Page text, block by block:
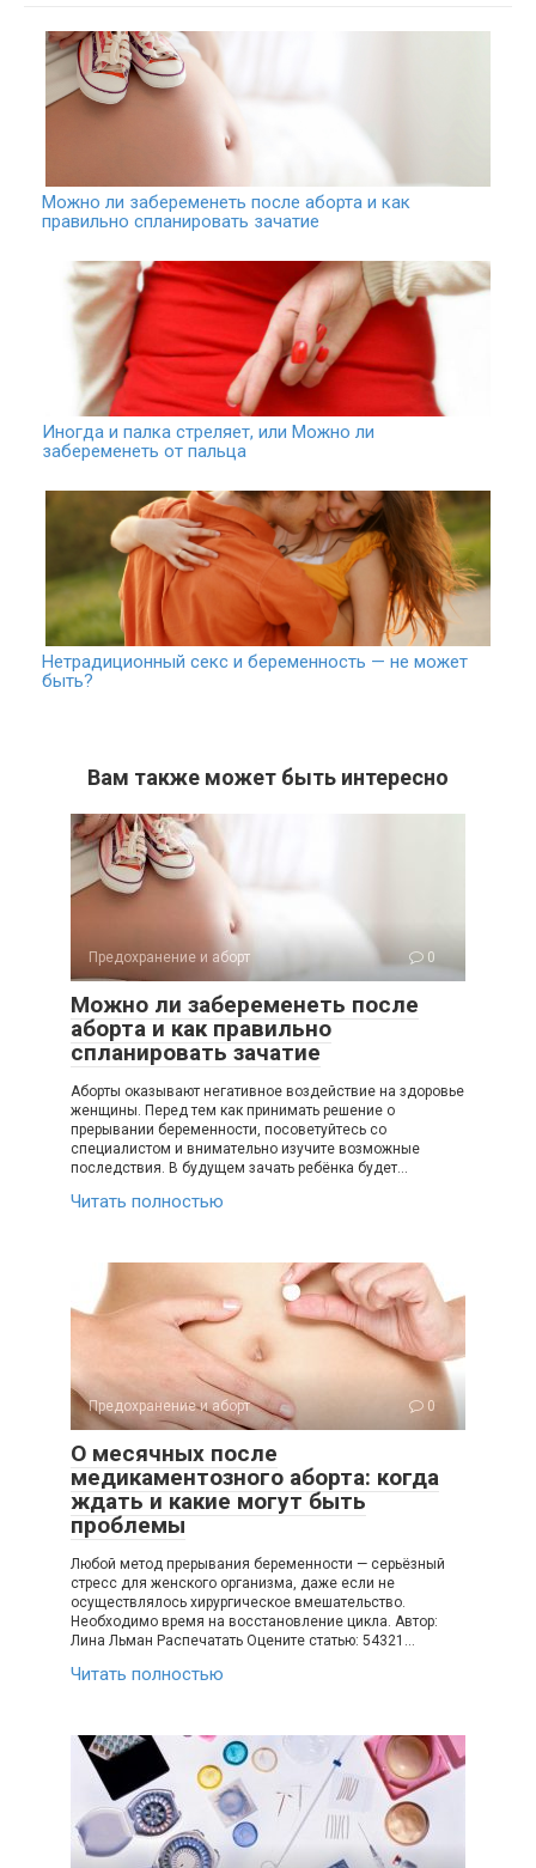
Можно ли забеременеть после аборта и как
правильно спланировать зачатие
Иногда и палка стреляет, или Можно ли
забеременеть от пальца
Нетрадиционный секс и беременность — не может
быть?
Вам также может быть интересно
Предохранение и аборт 0
Можно ли забеременеть после
аборта и как правильно
спланировать зачатие
Аборты оказывают негативное воздействие на здоровье
женщины. Перед тем как принимать решение о
прерывании беременности, посоветуйтесь со
специалистом и внимательно изучите возможные
последствия. В будущем зачать ребёнка будет…
Читать полностью
Предохранение и аборт 0
О месячных после
медикаментозного аборта: когда
ждать и какие могут быть
проблемы
Любой метод прерывания беременности — серьёзный
стресс для женского организма, даже если не
осуществлялось хирургическое вмешательство.
Необходимо время на восстановление цикла. Автор:
Лина Льман Распечатать Оцените статью: 54321…
Читать полностью